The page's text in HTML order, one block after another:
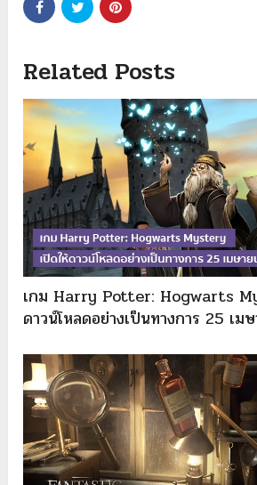
Related Posts
เกม Harry Potter: Hogwarts
ดาวน์โหลดอย่างเป็นทางการ 25 เม